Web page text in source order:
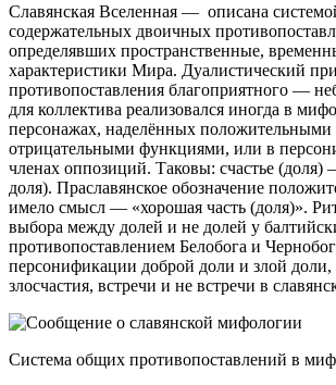
Славянская Вселенная — описана
содержательных двоичных
определявших пространственные,
характеристики Мира. Дуалистический
противопоставления благоприятного —
для коллектива реализовался иногда в
персонажах, наделённых положительными
отрицательными функциями, или в
членах оппозиций. Таковы: счастье (доля)
доля). Праславянское обозначение
имело смысл — «хорошая часть (доля)».
выбора между долей и не долей у
противопоставлением Белобога и
персонификации доброй доли и злой доли,
злосчастия, встречи и не встречи в
Система общих противопоставлений в